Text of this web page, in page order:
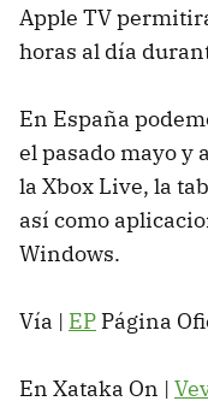
Apple TV
horas al día
En España
el pasado mayo y
la Xbox Live, la
así como
Windows.
Vía | EP Página
En Xataka On |